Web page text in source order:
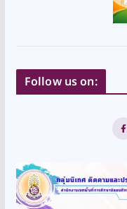
Follow us on: